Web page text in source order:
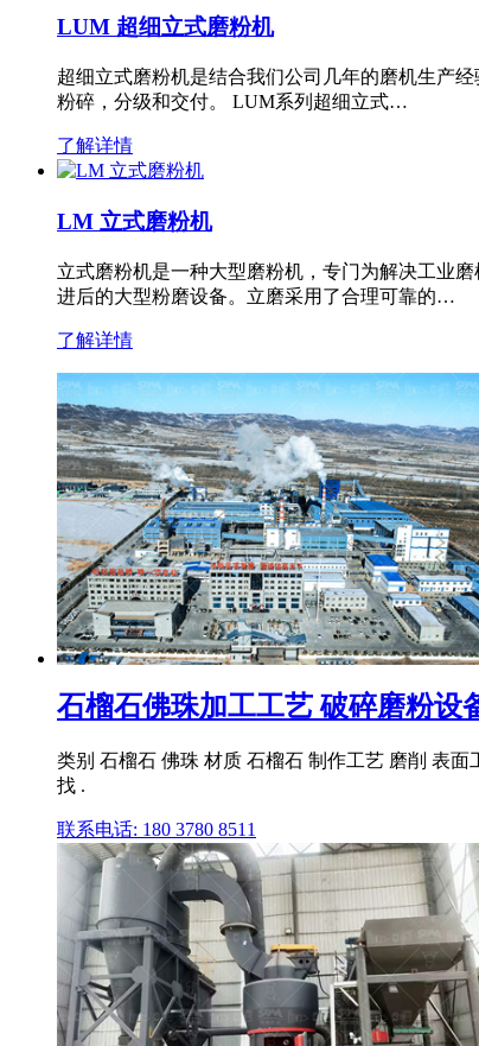
LUM 超细立式磨粉机
超细立式磨粉机是结合我们公司几年的磨机生产
粉碎，分级和交付。 LUM系列超细立式…
了解详情
LM 立式磨粉机
立式磨粉机是一种大型磨粉机，专门为解决工业
进后的大型粉磨设备。立磨采用了合理可靠的…
了解详情
石榴石佛珠加工工艺 破碎磨粉设
类别 石榴石 佛珠 材质 石榴石 制作工艺 磨削 表
找 .
联系电话: 180 3780 8511